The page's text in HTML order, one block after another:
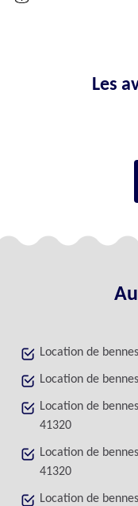
Les
Location de
Location de
Location de
41320
Location de
41320
Location de